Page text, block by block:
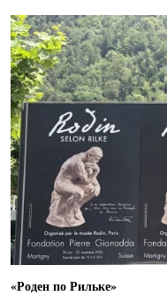
«Роден по Рильке»